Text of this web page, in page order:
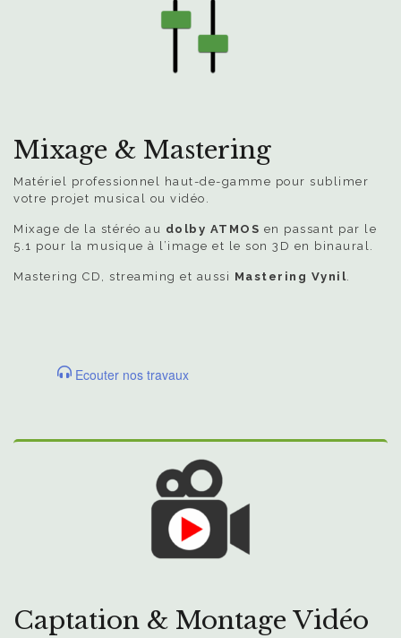
Mixage & Mastering
Matériel professionnel haut-de-gamme pour sublimer
votre projet musical ou vidéo.
Mixage de la stéréo au dolby ATMOS en passant par le
5.1 pour la musique à l’image et le son 3D en binaural.
Mastering CD, streaming et aussi Mastering Vynil
Ecouter nos travaux
Captation & Montage Vidéo